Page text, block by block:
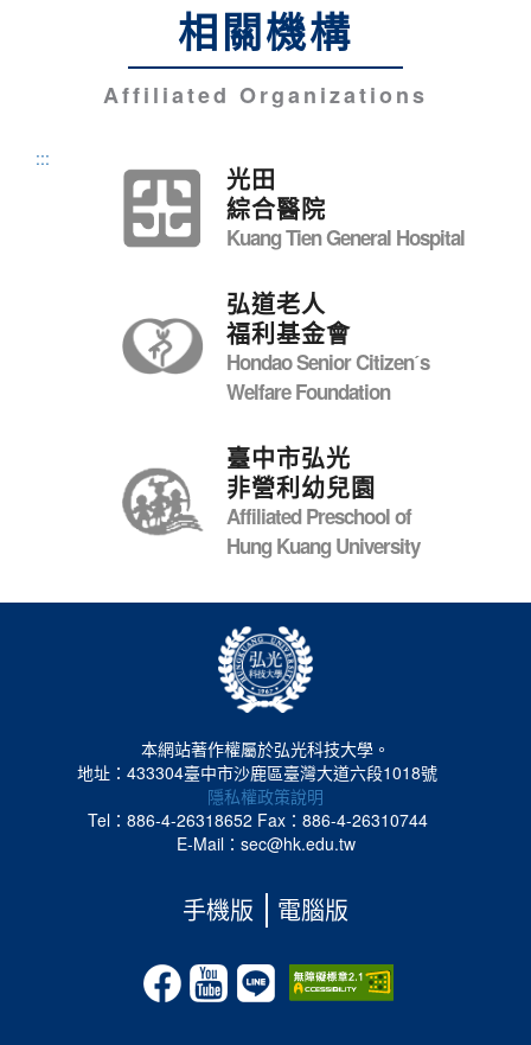
相關機構
Affiliated Organizations
:::
光田
綜合醫院
Kuang Tien General Hospital
弘道老人
福利基金會
Hondao Senior Citizenˊs
Welfare Foundation
臺中市弘光
非營利幼兒園
Affiliated Preschool of
Hung Kuang University
本網站著作權屬於弘光科技大學。
地址：433304臺中市沙鹿區臺灣大道六段1018號
隱私權政策說明
Tel：886-4-26318652 Fax：886-4-26310744
E-Mail：sec@hk.edu.tw
手機版 電腦版